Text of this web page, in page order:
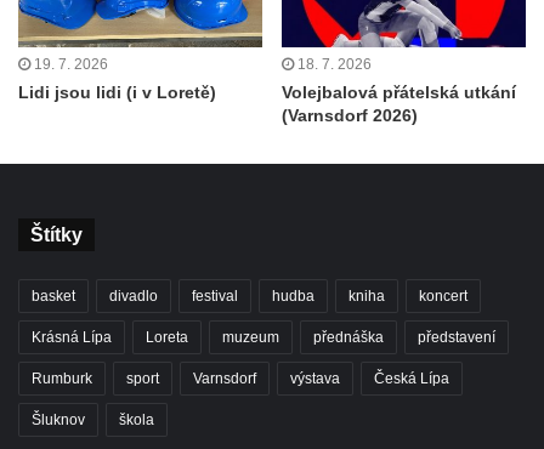
19. 7. 2026
Lidi jsou lidi (i v Loretě)
18. 7. 2026
Volejbalová přátelská utkání
(Varnsdorf 2026)
Štítky
basket divadlo festival hudba kniha koncert
Krásná Lípa Loreta muzeum přednáška představení
Rumburk sport Varnsdorf výstava Česká Lípa
Šluknov škola